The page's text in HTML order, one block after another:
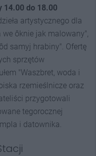
14.00 do 18.00
artystycznego dla
ôknie jak malowany",
samyj hrabiny". Ofertę
sprzętów
"Waszbret, woda i
rzemieślnicze oraz
przygotowali
tegorocznej
i datownika.